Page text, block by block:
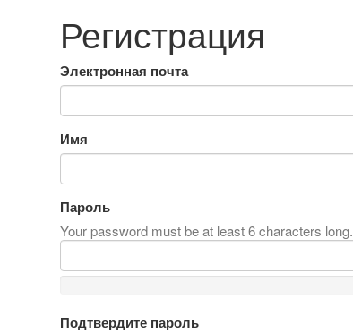
Регистрация
Электронная почта
Имя
Пароль
Your password must be at least 6 characters long.
Подтвердите пароль